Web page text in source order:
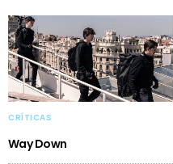
CRÍTICAS
Way Down